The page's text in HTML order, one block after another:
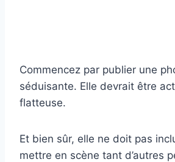
Commencez par publier une
séduisante. Elle devrait être
flatteuse.
Et bien sûr, elle ne doit pas
mettre en scène tant d’autres